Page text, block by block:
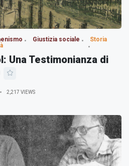
Giustizia sociale
Storia
Una Testimonianza di
2,217 VIEWS